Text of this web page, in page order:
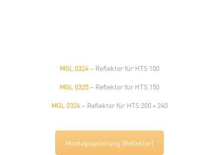
MGL 0324 – Reflektor für HTS 100
MGL 0325 – Reflektor für HTS 150
MGL 0326 – Reflektor für HTS 200 + 240
Montageanleitung (Reflektor)